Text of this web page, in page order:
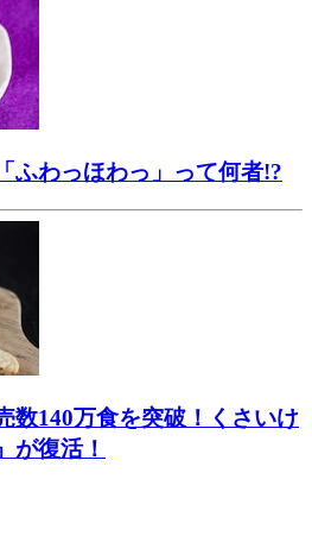
ふわっほわっ」って何者!?
数140万食を突破！くさいけ
が復活！